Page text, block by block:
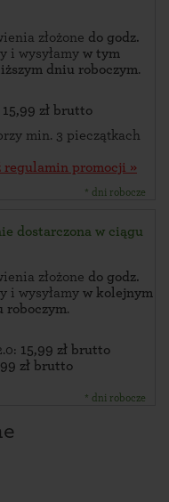
złożone do godz.
i wysyłamy w tym
dniu roboczym.
15,99 zł brutto
min. 3 pieczątkach
regulamin promocji »
* dni robocze
dostarczona w ciągu
złożone do godz.
i wysyłamy w kolejnym
roboczym.
15,99 zł brutto
zł brutto
* dni robocze